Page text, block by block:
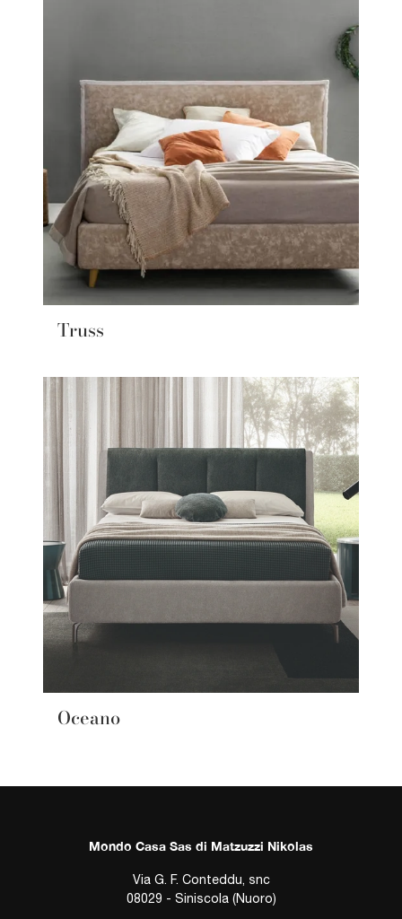
Truss
Oceano
Mondo Casa Sas di Matzuzzi Nikolas
Via G. F. Conteddu, snc
08029 - Siniscola (Nuoro)